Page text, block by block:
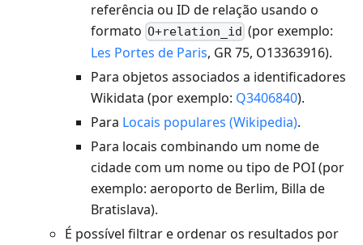
referência ou ID de relação usando o
formato O+relation_id (por exemplo:
Les Portes de Paris, GR 75, O13363916).
Para objetos associados a identificadores
Wikidata (por exemplo: Q3406840).
Para Locais populares (Wikipedia).
Para locais combinando um nome de
cidade com um nome ou tipo de POI (por
exemplo: aeroporto de Berlim, Billa de
Bratislava).
É possível filtrar e ordenar os resultados por